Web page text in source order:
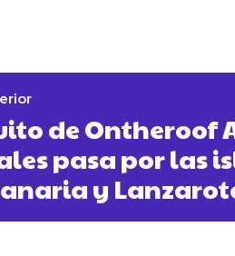
de Ontheroof
pasa por las
y